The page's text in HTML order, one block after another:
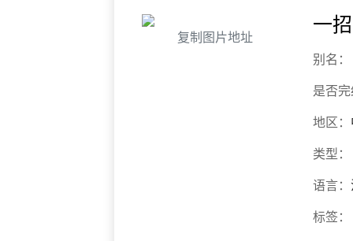
复制图片地址
一
别名：
是否
地区：
类型：
语言：
标签：